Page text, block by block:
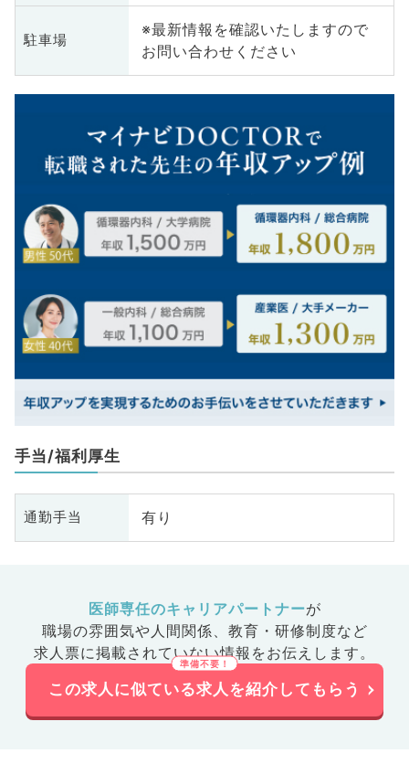
駐車場
※最新情報を確認いたしますので
お問い合わせください
手当/福利厚生
通勤手当 有り
医師専任のキャリアパートナーが
職場の雰囲気や人間関係、 教育・研修制度など
求人票に掲載されていない情報をお伝えします。
この求人に似ている求人を紹介してもらう